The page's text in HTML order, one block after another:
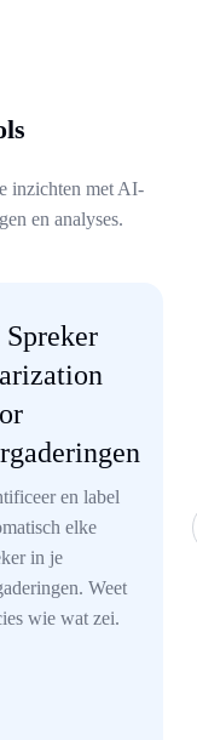
inzichten met AI-
en analyses.
en label
elke
in je
Weet
wie wat zei.